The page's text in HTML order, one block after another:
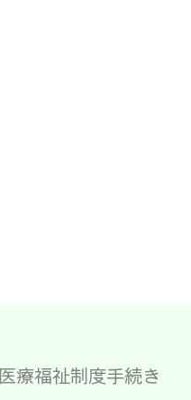
医療福祉制度手続き